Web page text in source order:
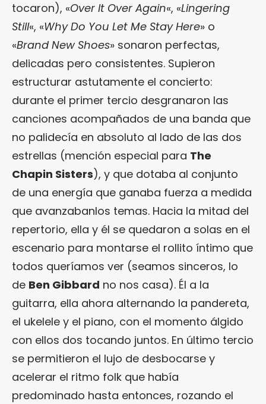
tocaron), «Over It Over Again«, «Lingering
Still«, «Why Do You Let Me Stay Here» o
«Brand New Shoes» sonaron perfectas,
delicadas pero consistentes. Supieron
estructurar astutamente el concierto:
durante el primer tercio desgranaron las
canciones acompañados de una banda que
no palidecía en absoluto al lado de las dos
estrellas (mención especial para The
Chapin Sisters), y que dotaba al conjunto
de una energía que ganaba fuerza a medida
que avanzabanlos temas. Hacia la mitad del
repertorio, ella y él se quedaron a solas en el
escenario para montarse el rollito íntimo que
todos queríamos ver (seamos sinceros, lo
de Ben Gibbard no nos casa). Él a la
guitarra, ella ahora alternando la pandereta,
el ukelele y el piano, con el momento álgido
con ellos dos tocando juntos. En último tercio
se permitieron el lujo de desbocarse y
acelerar el ritmo folk que había
predominado hasta entonces, rozando el